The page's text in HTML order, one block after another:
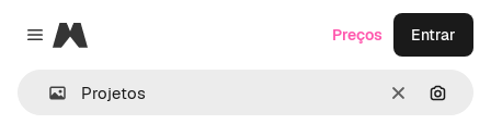
Close menu
Magnific
Limpar
Preços Entrar